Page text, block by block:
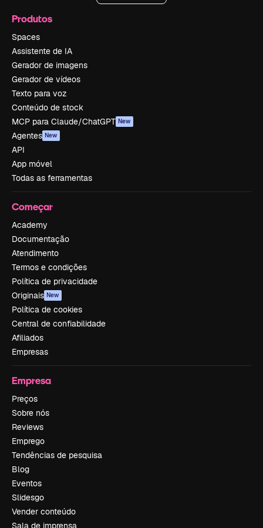
Produtos
Spaces
Assistente de IA
Gerador de imagens
Gerador de vídeos
Texto para voz
Conteúdo de stock
MCP para Claude/ChatGPT New
Agentes New
API
App móvel
Todas as ferramentas
Começar
Academy
Documentação
Atendimento
Termos e condições
Política de privacidade
Originais New
Política de cookies
Central de confiabilidade
Afiliados
Empresas
Empresa
Preços
Sobre nós
Reviews
Emprego
Tendências de pesquisa
Blog
Eventos
Slidesgo
Vender conteúdo
Sala de imprensa